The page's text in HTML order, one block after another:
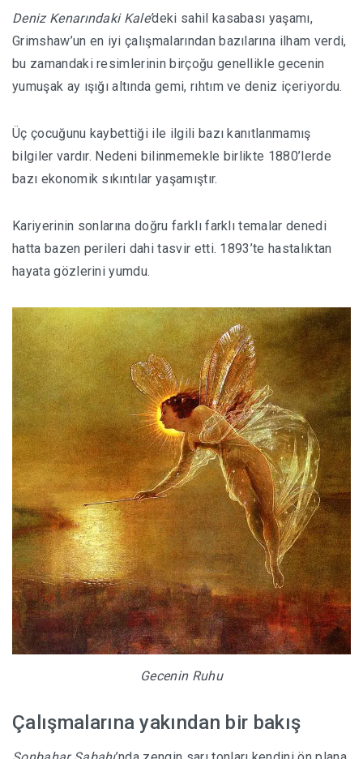
Deniz Kenarındaki Kale’deki sahil kasabası yaşamı,
Grimshaw’un en iyi çalışmalarından bazılarına ilham verdi,
bu zamandaki resimlerinin birçoğu genellikle gecenin
yumuşak ay ışığı altında gemi, rıhtım ve deniz içeriyordu.
Üç çocuğunu kaybettiği ile ilgili bazı kanıtlanmamış
bilgiler vardır. Nedeni bilinmemekle birlikte 1880’lerde
bazı ekonomik sıkıntılar yaşamıştır.
Kariyerinin sonlarına doğru farklı farklı temalar denedi
hatta bazen perileri dahi tasvir etti. 1893’te hastalıktan
hayata gözlerini yumdu.
Gecenin Ruhu
Çalışmalarına yakından bir bakış